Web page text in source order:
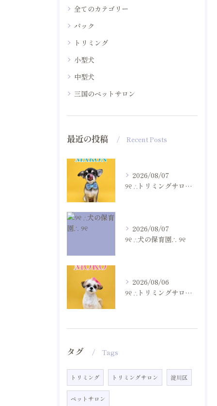
全てのカテゴリー
パック
トリミング
小型犬
中型犬
三国のペットサロン
最近の投稿 Recent Posts
2026/08/07
୨୧ ∴トリミングサロン∴ ୨୧
2026/08/07
୨୧ ∴犬の保育園∴ ୨୧
2026/08/06
୨୧ ∴トリミングサロン∴ ୨୧
タグ Tags
トリミング トリミングサロン 淀川区
ペットサロン